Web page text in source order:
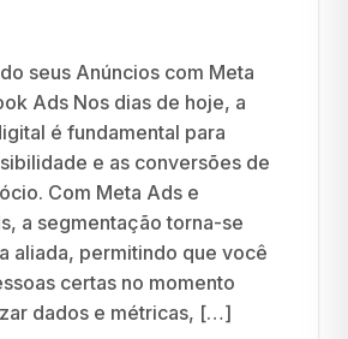
seus Anúncios com Meta
Ads Nos dias de hoje, a
é fundamental para
e as conversões de
Com Meta Ads e
a segmentação torna-se
aliada, permitindo que você
certas no momento
dados e métricas, […]